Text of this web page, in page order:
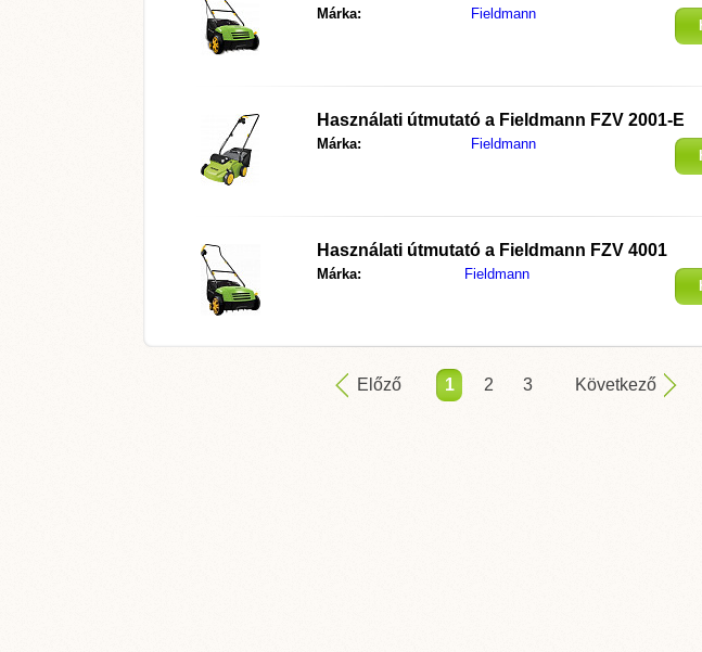
Márka: Fieldmann
Használati útmutató a Fieldmann FZV 2001-E
Márka: Fieldmann
Használati útmutató a Fieldmann FZV 4001
Márka: Fieldmann
Előző 1 2 3 Következő